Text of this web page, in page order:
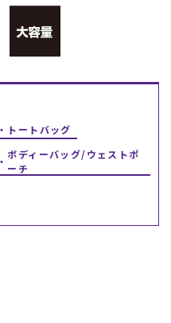
SUPPORT
会員ランク
店頭受取サービス
ギフトラッピング
店舗一覧
トートバッグ
ボディーバッグ/ウェストポ
ーチ